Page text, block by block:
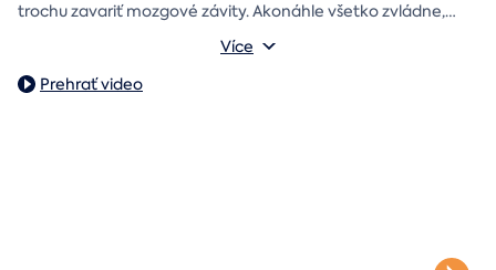
trochu zavariť mozgové závity. Akonáhle všetko zvládne,
objaví poukaz na zážitok i s vašim venováním.
Vonkajšie rozmery: 15,5 × 8,5 × 5 cm
Více
Prehrať video